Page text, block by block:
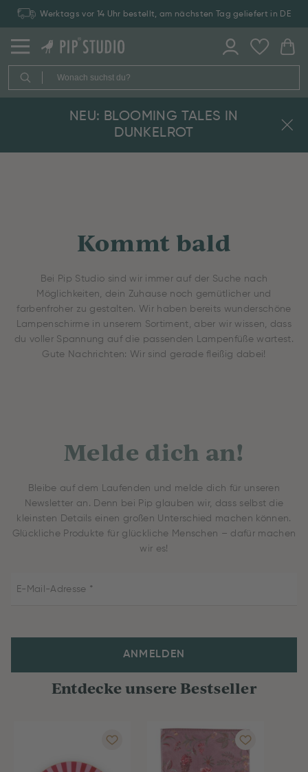
Werktags vor 14 Uhr bestellt, am nächsten Tag geliefert in DE
NEU: BLOOMING TALES IN
DUNKELROT
Kommt bald
Bei Pip Studio sind wir immer auf der Suche nach
Möglichkeiten, dein Zuhause noch gemütlicher und
farbenfroher zu gestalten. Wir haben bereits wunderschöne
Lampenschirme in unserem Sortiment, aber wir wissen, dass
du voller Spannung auf die passenden Lampenfüße wartest.
Gute Nachrichten: Wir sind gerade fleißig dabei!
Melde dich an!
Bleibe auf dem Laufenden und melde dich für unseren
Newsletter an. Denn bei Pip glauben wir, dass selbst die
kleinsten Details einen großen Unterschied machen können.
Glückliche Produkte für glückliche Menschen – dafür machen
wir es!
E-Mail-Adresse
ANMELDEN
Entdecke unsere Bestseller